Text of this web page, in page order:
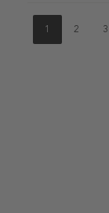
1 2 3